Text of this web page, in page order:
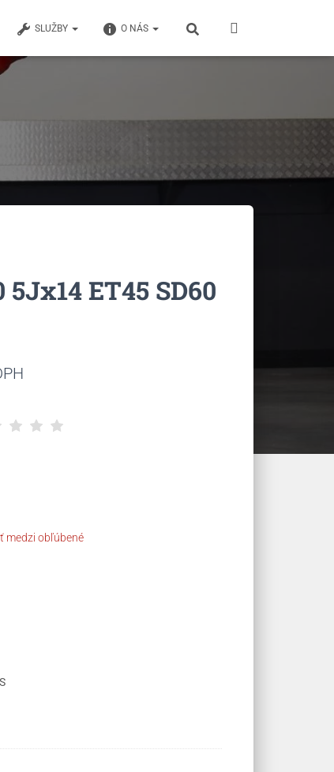
SLUŽBY O NÁS
5Jx14 ET45 SD60
medzi obľúbené